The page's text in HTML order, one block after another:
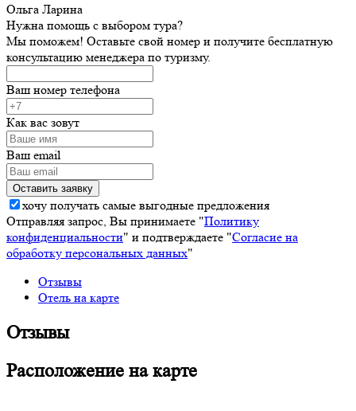
Ольга Ларина
Нужна помощь с выбором тура?
Мы поможем! Оставьте свой номер и получите бесплатную
консультацию менеджера по туризму.
Ваш номер телефона
Как вас зовут
Ваш email
хочу получать самые выгодные предложения
Отправляя запрос, Вы принимаете "Политику
конфиденциальности" и подтверждаете "Согласие на
обработку персональных данных"
Отзывы
Отель на карте
Отзывы
Расположение на карте